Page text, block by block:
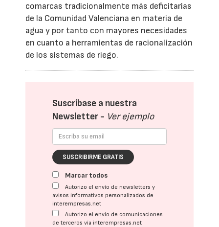
comarcas tradicionalmente más deficitarias
de la Comunidad Valenciana en materia de
agua y por tanto con mayores necesidades
en cuanto a herramientas de racionalización
de los sistemas de riego.
Suscríbase a nuestra
Newsletter - Ver ejemplo
SUSCRIBIRME GRATIS
Marcar todos
Autorizo el envío de newsletters y
avisos informativos personalizados de
interempresas.net
Autorizo el envío de comunicaciones
de terceros vía interempresas.net